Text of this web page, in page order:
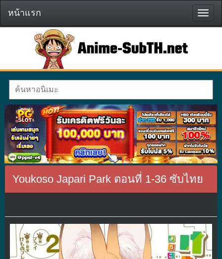
หน้า
แรก
หน้าแรก
Youkoso Japari Park ตอนที่ 1-36 ซับไทย